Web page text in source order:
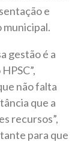
e
municipal.
gestão é a
não falta
que a
recursos”,
para que